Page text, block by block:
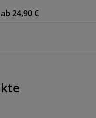
ab 24,90 €